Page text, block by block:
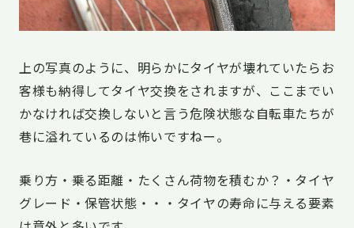
上の写真のように、明らかにタイヤが壊れていたらお
客様も納得してタイヤ交換をされますが、ここまでい
かなければ交換しないと言う危険状態な自転車たちが
巷に溢れているのは怖いですねー。
乗り方・乗る距離・たくさん荷物を積むか？・タイヤ
グレード・保管状態・・・タイヤの寿命に与える要素